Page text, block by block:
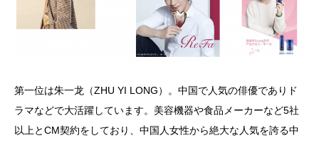
第一位は朱一龙（ZHU YI LONG）。中国で人気の俳優でありド
ラマなどで大活躍しています。美容機器や食品メーカーなど5社
以上とCM契約をしており、中国人女性から絶大な人気を誇る中